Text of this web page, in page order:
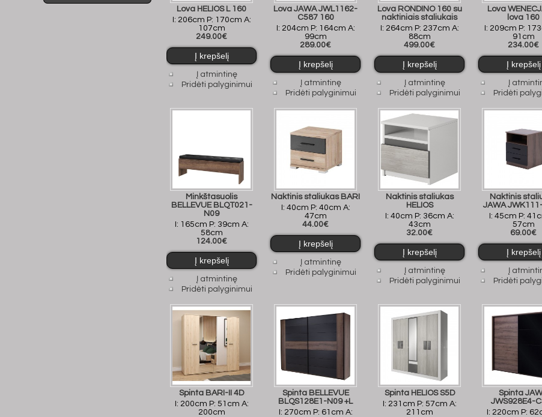
Lova HELIOS L 160
I: 206cm P: 170cm A:
107cm
249.00€
Į atmintinę
Pridėti palyginimui
Lova JAWA JWL1162-
C587 160
I: 204cm P: 164cm A:
99cm
289.00€
Į atmintinę
Pridėti palyginimui
Lova RONDINO 160 su
naktiniais staliukais
I: 264cm P: 237cm A:
88cm
499.00€
Į atmintinę
Pridėti palyginimui
Lova
lova 160
I: 209cm P:
91cm
234.00€
Į
Pridėti
Minkštasuolis
BELLEVUE BLQT021-
N09
I: 165cm P: 39cm A:
58cm
124.00€
Į atmintinę
Pridėti palyginimui
Naktinis staliukas BARI
I: 40cm P: 40cm A:
47cm
44.00€
Į atmintinę
Pridėti palyginimui
Naktinis staliukas
HELIOS
I: 40cm P: 36cm A:
43cm
32.00€
Į atmintinę
Pridėti palyginimui
Naktinis
JAWA
I: 45cm P:
57cm
69.00€
Į
Pridėti
Spinta BARI-II 4D
I: 200cm P: 51cm A:
200cm
Spinta BELLEVUE
BLQS128E1-N09 +L
I: 270cm P: 61cm A:
Spinta HELIOS S5D
I: 231cm P: 57cm A:
211cm
Spinta
JWS928E4-
I: 220cm P: